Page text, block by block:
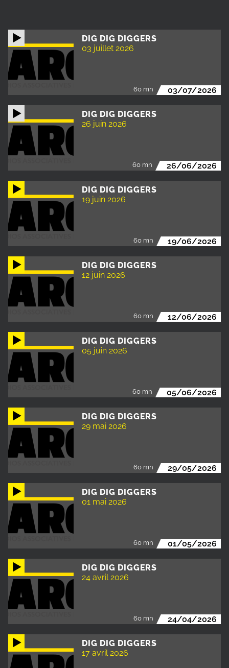
DIG DIG DIGGERS
03 juillet 2026
60 mn 03/07/2026
DIG DIG DIGGERS
26 juin 2026
60 mn 26/06/2026
DIG DIG DIGGERS
19 juin 2026
60 mn 19/06/2026
DIG DIG DIGGERS
12 juin 2026
60 mn 12/06/2026
DIG DIG DIGGERS
05 juin 2026
60 mn 05/06/2026
DIG DIG DIGGERS
29 mai 2026
60 mn 29/05/2026
DIG DIG DIGGERS
01 mai 2026
60 mn 01/05/2026
DIG DIG DIGGERS
24 avril 2026
60 mn 24/04/2026
DIG DIG DIGGERS
17 avril 2026